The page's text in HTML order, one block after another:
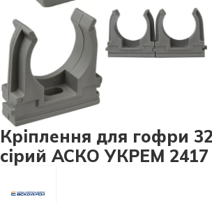
Кріплення для гофри
сірий АСКО УКРЕМ 2417